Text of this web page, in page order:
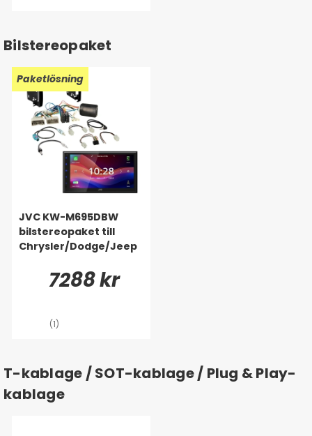
Bilstereopaket
Paketlösning
JVC KW-M695DBW
bilstereopaket till
Chrysler/Dodge/Jeep
7288 kr
(1)
T-kablage / SOT-kablage / Plug & Play-
kablage